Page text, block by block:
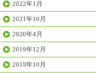
2022年1月
2021年10月
2020年4月
2019年12月
2019年10月